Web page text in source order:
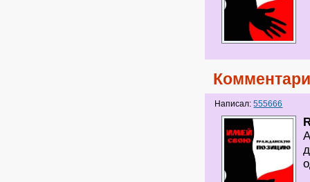
Написал:555666